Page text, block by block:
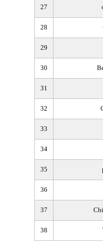
27
28
29
30
31
32
33
34
35
36
37
38